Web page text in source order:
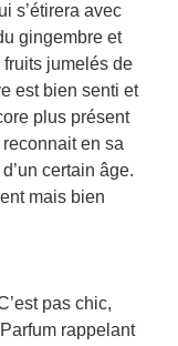
s’étirera avec
gingembre et
fruits jumelés de
est bien senti et
plus présent
en sa
certain âge.
mais bien
pas chic,
rappelant